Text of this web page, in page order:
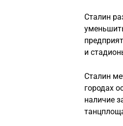
Сталин
и
Сталин
городах
наличие